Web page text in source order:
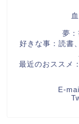
夢
好きな事：読書
最近のおススメ
E-